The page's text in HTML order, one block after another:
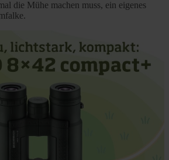
die Mühe machen muss, ein eigenes